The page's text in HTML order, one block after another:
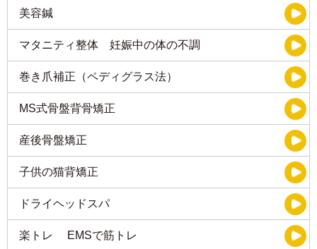
美容鍼
マタニティ整体 妊娠中の体の不調
巻き爪補正（ペディグラス法）
MS式骨盤背骨矯正
産後骨盤矯正
子供の猫背矯正
ドライヘッドスパ
楽トレ EMSで筋トレ